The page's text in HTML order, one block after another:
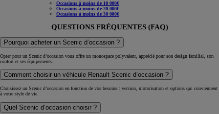
Occasions à moins de 10 000€
Occasions à moins de 20 000€
Occasions à moins de 30 000€
QUESTIONS FRÉQUENTES (FAQ)
Pourquoi acheter un Scenic d’occasion ?
Opter pour un Scenic d’occasion vous offre un monospace polyvalent, apprécié pour son design familial, son
confort et ses équipements.
Comment choisir un véhicule Renault Scenic d’occasion ?
Choisissez un Scenic d’occasion en fonction de vos besoins : version, motorisation et options qui conviennent
à votre style de vie.
Quel Scenic d’occasion choisir ?